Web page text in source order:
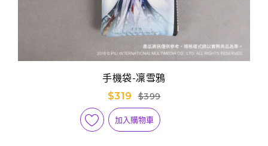
手機袋-凜雪鴉
$319
$399
加入購物車